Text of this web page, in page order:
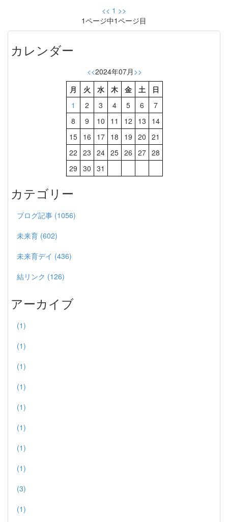
<< 1 >>
1ページ中1ページ目
カレンダー
<<2024年07月 >>
月
火 水 木 金 土
日
1
2 3 4 5 6
7
8
9 10 11 12 13
14
15
16 17 18 19 20 21
22 23 24 25 26 27 28
29 30 31
カテゴリー
ブログ記事 (1056)
未来育 (602)
未来育デイ (436)
結リンク (126)
アーカイブ
(1)
(1)
(1)
(1)
(1)
(1)
(1)
(1)
(3)
(1)